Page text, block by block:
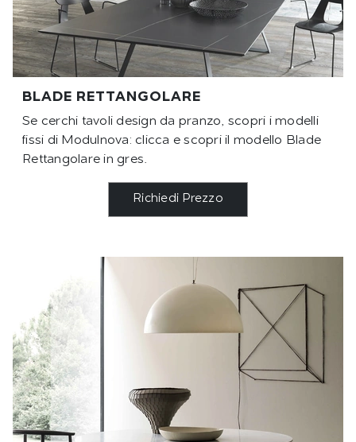
BLADE RETTANGOLARE
Se cerchi tavoli design da pranzo, scopri i modelli
fissi di Modulnova: clicca e scopri il modello Blade
Rettangolare in gres.
Richiedi Prezzo